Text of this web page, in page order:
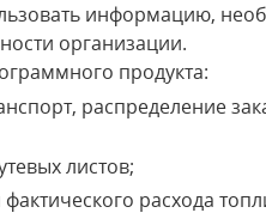
информацию,
организации.
продукта:
распределение
листов;
расхода